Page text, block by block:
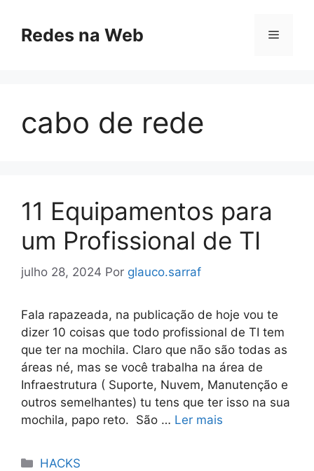
paraRedes na Web Menu
cabo de rede
11 Equipamentos para
um Profissional de TI
julho 28, 2024 Por glauco.sarraf
Fala rapazeada, na publicação de hoje vou te
dizer 10 coisas que todo profissional de TI tem
que ter na mochila. Claro que não são todas as
áreas né, mas se você trabalha na área de
Infraestrutura ( Suporte, Nuvem, Manutenção e
outros semelhantes) tu tens que ter isso na sua
mochila, papo reto. São … Ler mais
Categorias
HACKS